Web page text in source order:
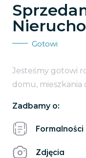
Gotowi
Jesteśmy gotowi
domu, mieszkania
Zadbamy o:
Formalności
Zdjęcia